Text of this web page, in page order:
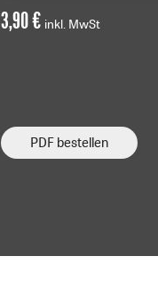
3,90 € inkl. MwSt
PDF bestellen